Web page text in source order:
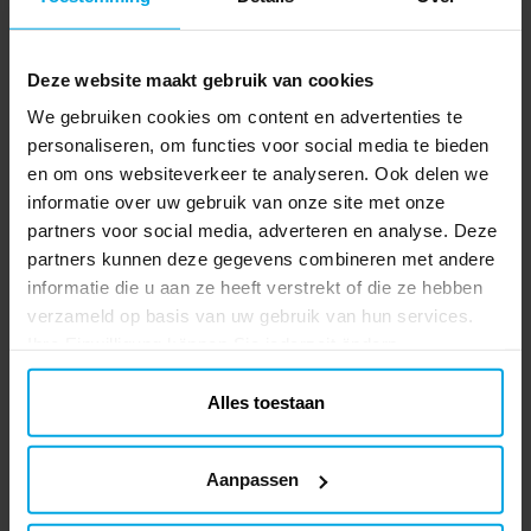
Deze website maakt gebruik van cookies
We gebruiken cookies om content en advertenties te
personaliseren, om functies voor social media te bieden
en om ons websiteverkeer te analyseren. Ook delen we
informatie over uw gebruik van onze site met onze
partners voor social media, adverteren en analyse. Deze
partners kunnen deze gegevens combineren met andere
informatie die u aan ze heeft verstrekt of die ze hebben
verzameld op basis van uw gebruik van hun services.
Alles toestaan
Aanpassen
gast.
TOEVOEGEN
Disco - Servetten 10 stuks
Maak de feesttafel extra sprankelend met
deze schitterende disco servetten in
zilvertinten. De glinsterende discobal en
elegante sterren zorgen meteen voor een
feestelijke sfeer waarin dans centraal staat.
De servetten bestaan uit twee lagen en
zijn 33 x 33 cm groot wanneer ze zijn
uitgevouwen – een perfecte mix van stijl
en gebruiksgemak voor jong en oud.
Prijs:€ 2,49
€ 2,49
TOEVOEGEN
Disco - Papieren borden 18 cm, 6
stuks
ontwerp doet denken aan een discobal en
is perfect voor dansfeestjes, oud en nieuw
zijn 18 cm in doorsnee en ideaal voor
taart, snacks of verjaardagstraktaties.
Prijs:€ 2,49
€ 2,49